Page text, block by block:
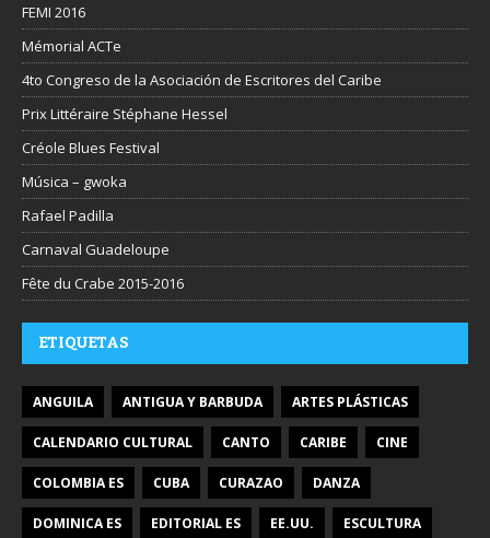
FEMI 2016
Mémorial ACTe
4to Congreso de la Asociación de Escritores del Caribe
Prix Littéraire Stéphane Hessel
Créole Blues Festival
Música – gwoka
Rafael Padilla
Carnaval Guadeloupe
Fête du Crabe 2015-2016
ETIQUETAS
ANGUILA ANTIGUA Y BARBUDA ARTES PLÁSTICAS
CALENDARIO CULTURAL CANTO CARIBE CINE
COLOMBIA ES CUBA CURAZAO DANZA
DOMINICA ES EDITORIAL ES EE.UU. ESCULTURA